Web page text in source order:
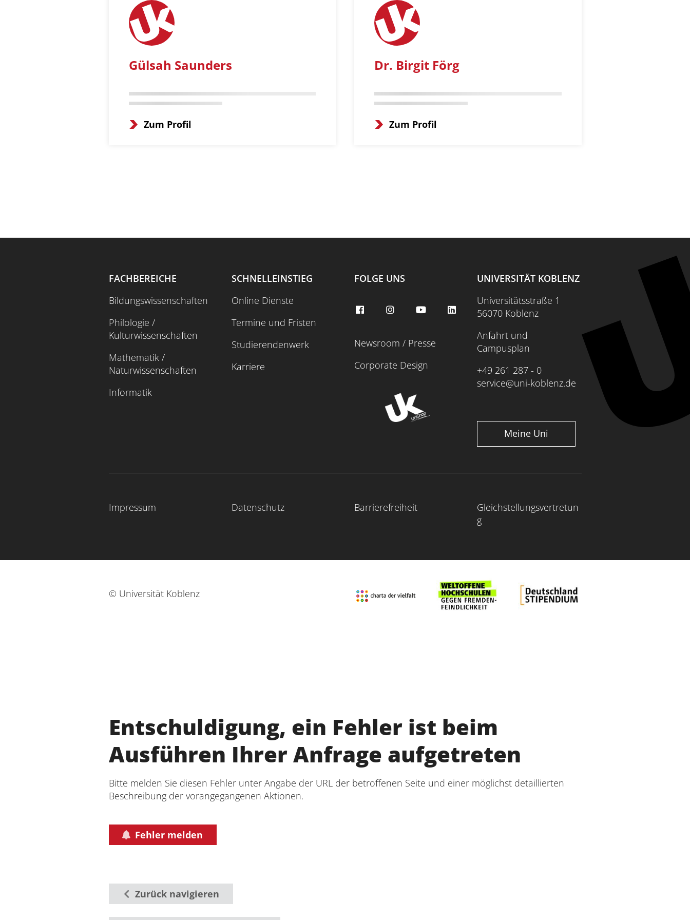
Gülsah Saunders
Zum Profil
Dr. Birgit Förg
Zum Profil
FACHBEREICHE
Bildungswissenschaften
Philologie /
Kulturwissenschaften
Mathematik /
Naturwissenschaften
Informatik
SCHNELLEINSTIEG
Online Dienste
Termine und Fristen
Studierendenwerk
Karriere
FOLGE UNS
Newsroom / Presse
Corporate Design
UNIVERSITÄT KOBLENZ
Universitätsstraße 1
56070 Koblenz
Anfahrt und
Campusplan
+49 261 287 - 0
service@uni-koblenz.de
Meine Uni
Impressum Datenschutz Barrierefreiheit
Gleichstellungsvertretun
g
© Universität Koblenz
Entschuldigung, ein Fehler ist beim
Ausführen Ihrer Anfrage aufgetreten
Bitte melden Sie diesen Fehler unter Angabe der URL der betroffenen Seite und einer möglichst detaillierten
Beschreibung der vorangegangenen Aktionen.
Fehler melden
Zurück navigieren